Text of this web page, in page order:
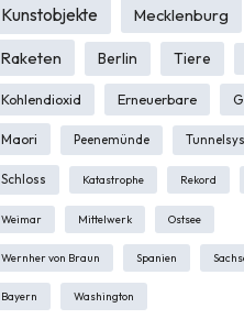
Kunstobjekte Mecklenburg
Raketen Berlin Tiere
Kohlendioxid Erneuerbare
Maori Peenemünde
Schloss Katastrophe Rekord
Weimar Mittelwerk Ostsee
Wernher von Braun Spanien
Bayern Washington